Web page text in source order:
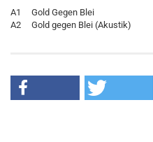
A1 Gold Gegen Blei
A2 Gold gegen Blei (Akustik)